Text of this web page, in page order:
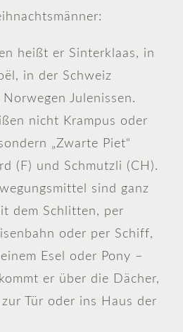
heißt er Sinterklaas, in
in der Schweiz
Julenissen.
nicht Krampus oder
„Zwarte Piet“
(F) und Schmutzli (CH).
sind ganz
dem Schlitten, per
oder per Schiff,
Esel oder Pony –
er über die Dächer,
Tür oder ins Haus der